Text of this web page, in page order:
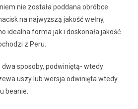
nie została poddana obróbce
na najwyższą jakość wełny,
idealna forma jak i doskonała jakość
z Peru.
sposoby, podwiniętą- wtedy
uszy lub wersja odwinięta wtedy
beanie.